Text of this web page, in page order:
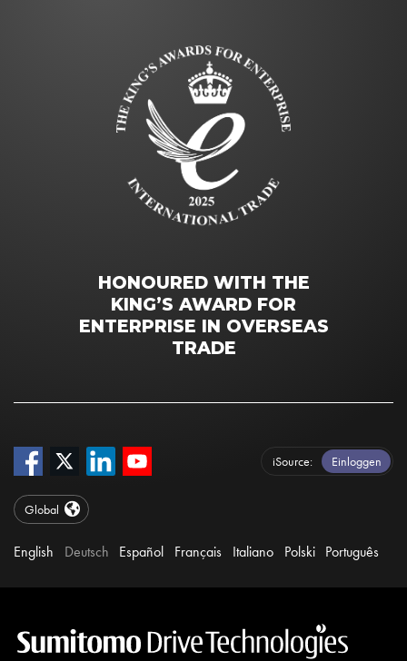
HONOURED WITH THE
KING’S AWARD FOR
ENTERPRISE IN OVERSEAS
TRADE
iSource Einloggen
Global
English Deutsch Español Français Italiano Polski Português